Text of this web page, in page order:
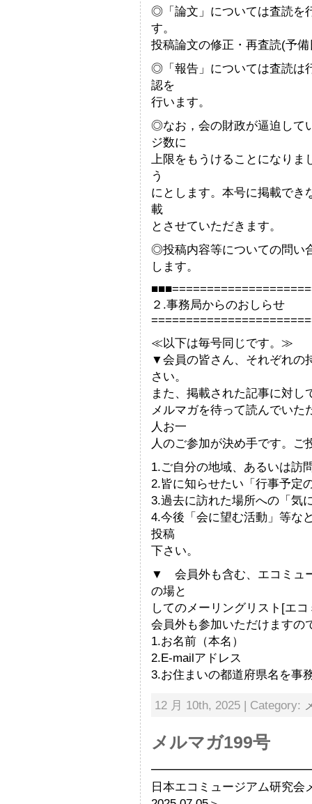
◎「論文」については査読を
す。
投稿論文の修正・再査読(予
◎「報告」については査読は
認を
行います。
◎なお，会の財政が逼迫して
ジ数に
上限をもうけることになりま
う
にとします。本号に掲載でき
載
とさせていただきます。
◎投稿内容等についての問い
します。
２.事務局からのおしらせ
≪以下は毎号同じです。≫
▼会員の皆さん、それぞれの
さい。
また、掲載された記事に対
メルマガを待って読んでいた
人お一
人のご参加が決め手です。ご
1.ご自分の地域、あるいは訪
2.皆に知らせたい「行事予定
3.過去に訪れた場所への「気
4.今後「会に望む活動」等な
投稿
下さい。
▼ 会員外も含む、エコミュ
の場と
してのメーリングリスト[エ
会員外も参加いただけますの
1.お名前（本名）
2.E-mailアドレス
3.お住まいの都道府県名を事
12 月 10th, 2025 | Category:
メルマガ199号
日本エコミュージアム研